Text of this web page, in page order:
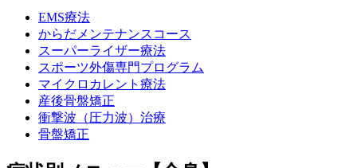
EMS療法
からだメンテナンスコース
スーパーライザー療法
スポーツ外傷専門プログラム
マイクロカレント療法
産後骨盤矯正
衝撃波（圧力波）治療
骨盤矯正